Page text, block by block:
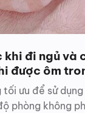
đi ngủ và
được ôm
ưu để sử
phòng không